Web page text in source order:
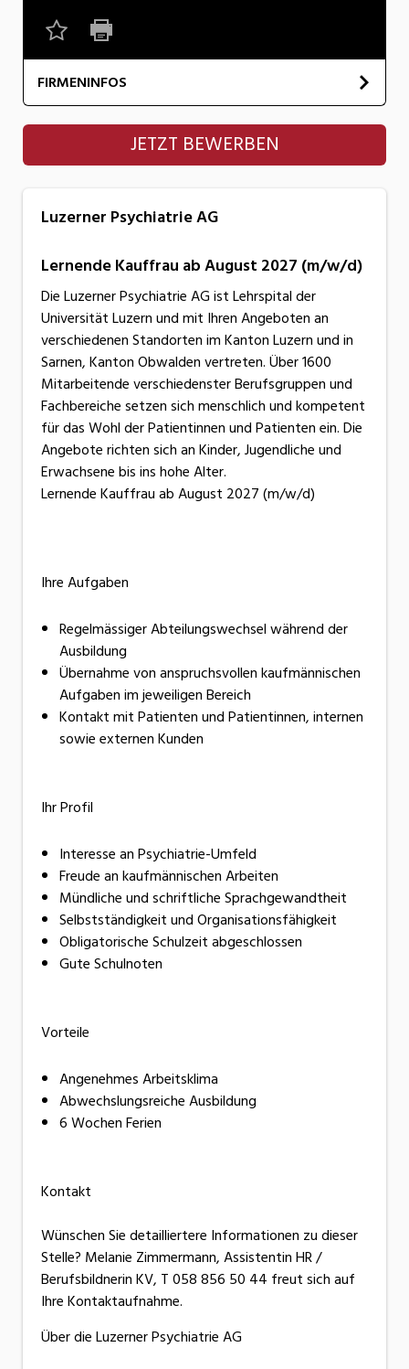
Wirtschaft/Verwaltung
FIRMENINFOS
Luzerner Psychiatrie AG
JETZT BEWERBEN
Luzerner Psychiatrie AG
Lernende Kauffrau ab August 2027 (m/w/d)
Die Luzerner Psychiatrie AG ist Lehrspital der
Universität Luzern und mit Ihren Angeboten an
verschiedenen Standorten im Kanton Luzern und in
Sarnen, Kanton Obwalden vertreten. Über 1600
Mitarbeitende verschiedenster Berufsgruppen und
Fachbereiche setzen sich menschlich und kompetent
für das Wohl der Patientinnen und Patienten ein. Die
Angebote richten sich an Kinder, Jugendliche und
Erwachsene bis ins hohe Alter.
Lernende Kauffrau ab August 2027 (m/w/d)
Ihre Aufgaben
Regelmässiger Abteilungswechsel während der
Ausbildung
Übernahme von anspruchsvollen kaufmännischen
Aufgaben im jeweiligen Bereich
Kontakt mit Patienten und Patientinnen, internen
sowie externen Kunden
Ihr Profil
Interesse an Psychiatrie-Umfeld
Freude an kaufmännischen Arbeiten
Mündliche und schriftliche Sprachgewandtheit
Selbstständigkeit und Organisationsfähigkeit
Obligatorische Schulzeit abgeschlossen
Gute Schulnoten
Vorteile
Angenehmes Arbeitsklima
Abwechslungsreiche Ausbildung
6 Wochen Ferien
Kontakt
Wünschen Sie detailliertere Informationen zu dieser
Stelle? Melanie Zimmermann, Assistentin HR /
Berufsbildnerin KV, T 058 856 50 44 freut sich auf
Ihre Kontaktaufnahme.
Über die Luzerner Psychiatrie AG